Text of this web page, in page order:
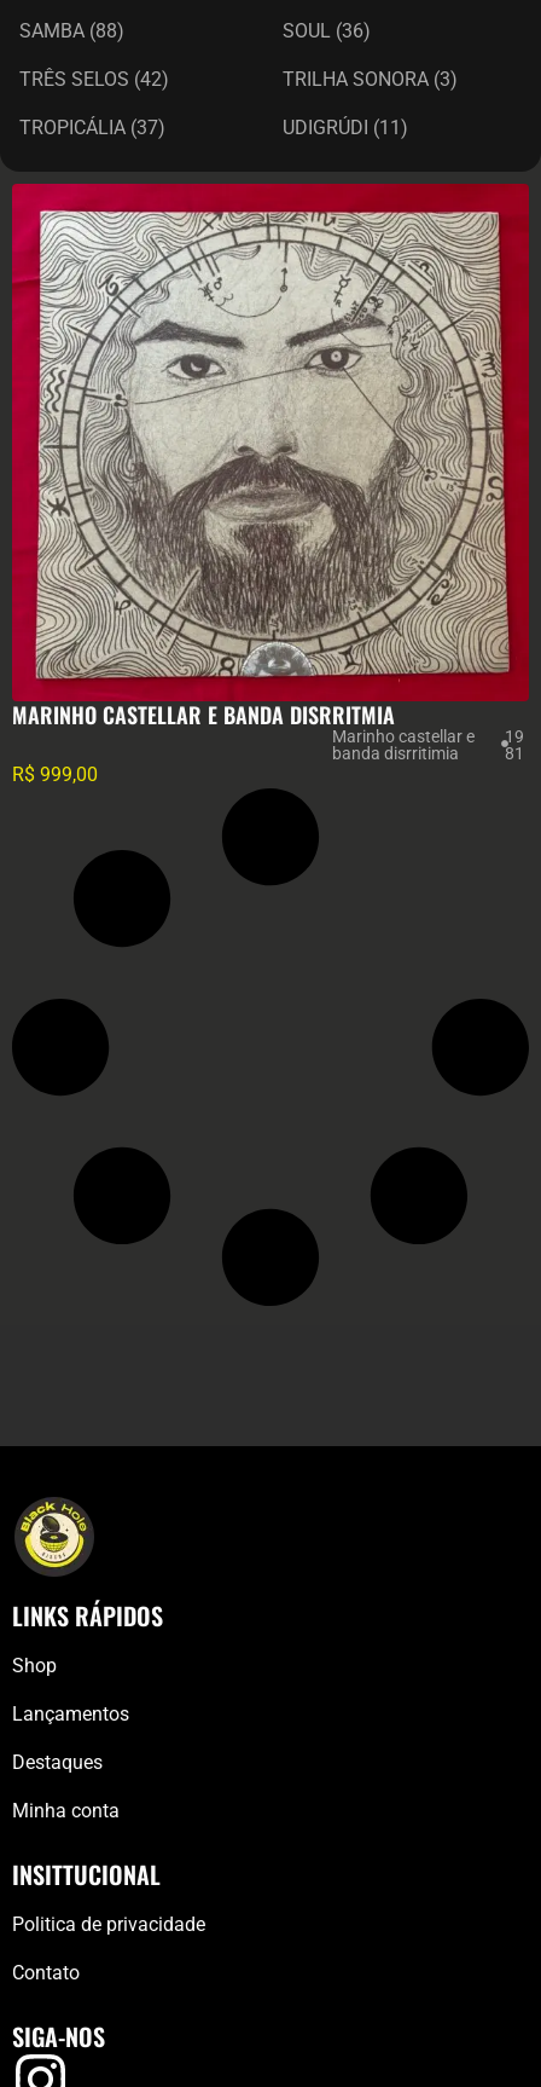
SAMBA (88) SOUL (36)
TRÊS SELOS (42) TRILHA SONORA (3)
TROPICÁLIA (37) UDIGRÚDI (11)
MARINHO CASTELLAR E BANDA DISRRITMIA
Marinho castellar e
banda disrritimia
19
81
R$ 999,00
LINKS RÁPIDOS
Shop
Lançamentos
Destaques
Minha conta
INSITTUCIONAL
Politica de privacidade
Contato
SIGA-NOS